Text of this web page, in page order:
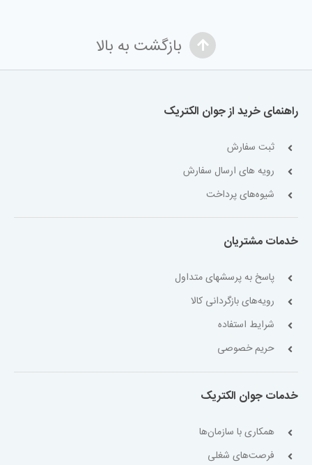
بازگشت به بالا
راهنمای خرید از جوان الکتریک
ثبت سفارش
رویه های ارسال سفارش
شیوه‌های پرداخت
خدمات مشتریان
پاسخ به پرسشهای متداول
رویه‌های بازگردانی کالا
شرایط استفاده
حریم خصوصی
خدمات جوان الکتریک
همکاری با سازمان‌ها
فرصت‌های شغلی